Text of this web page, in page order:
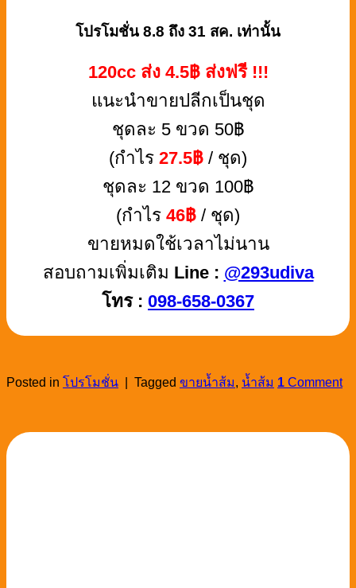
โปรโมชั่น 8.8 ถึง 31 สค. เท่านั้น
120cc ส่ง 4.5฿ ส่งฟรี !!!
แนะนำขายปลีกเป็นชุด
ชุดละ 5 ขวด 50฿
(กำไร 27.5฿ / ชุด)
ชุดละ 12 ขวด 100฿
(กำไร 46฿ / ชุด)
ขายหมดใช้เวลาไม่นาน
สอบถามเพิ่มเติม Line : @293udiva
โทร : 098-658-0367
Posted in โปรโมชั่น Tagged ขายน้ำส้ม, น้ำส้ม 1 Comment